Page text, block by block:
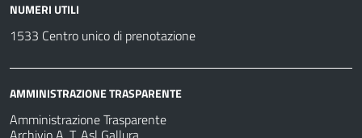
NUMERI UTILI
1533 Centro unico di prenotazione
AMMINISTRAZIONE TRASPARENTE
Amministrazione Trasparente